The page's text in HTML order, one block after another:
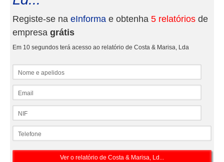
Registe-se na eInforma e obtenha 5 relatórios de
empresa grátis
Em 10 segundos terá acesso ao relatório de Costa & Marisa, Lda